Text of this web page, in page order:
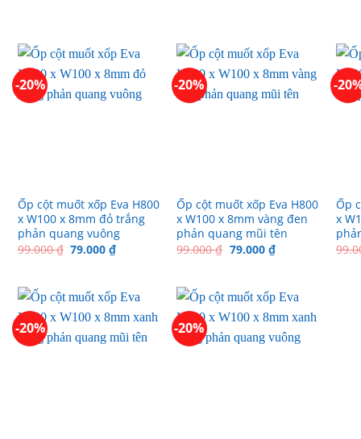
-20%
Ốp cột muốt xốp Eva H800
x W100 x 8mm đỏ trắng
phản quang vuông
99.000₫ Giá
79.000₫Giá
79.000 ₫.
-20%
Ốp cột muốt xốp Eva H800
x W100 x 8mm vàng đen
phản quang mũi tên
99.000₫ Giá
79.000 ₫Giá
hiện
79.000 ₫.
-
Ốp
x
-20% -20%